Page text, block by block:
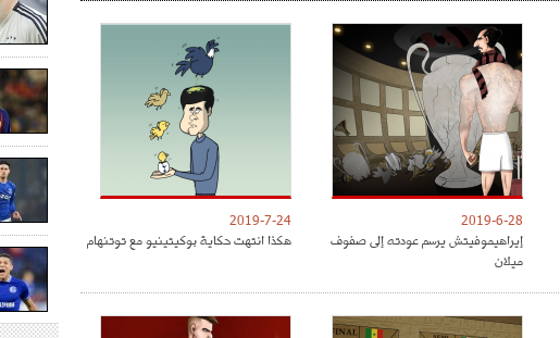
2019-6-28
إيراهيموفيتش يرسم عودته إلى صفوف
ميلان
2019-7-24
هكذا انتهت حكاية بوكيتينيو مع توتنهام